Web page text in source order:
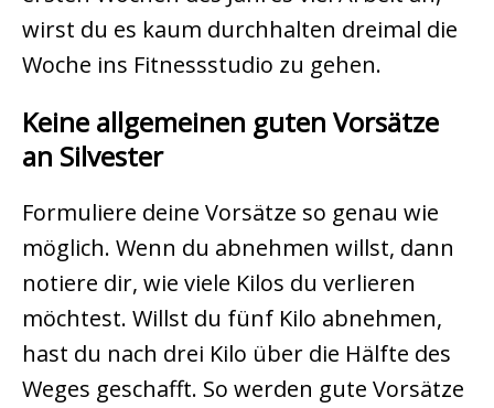
wirst du es kaum durchhalten dreimal die
Woche ins Fitnessstudio zu gehen.
Keine allgemeinen guten Vorsätze
an Silvester
Formuliere deine Vorsätze so genau wie
möglich. Wenn du abnehmen willst, dann
notiere dir, wie viele Kilos du verlieren
möchtest. Willst du fünf Kilo abnehmen,
hast du nach drei Kilo über die Hälfte des
Weges geschafft. So werden gute Vorsätze